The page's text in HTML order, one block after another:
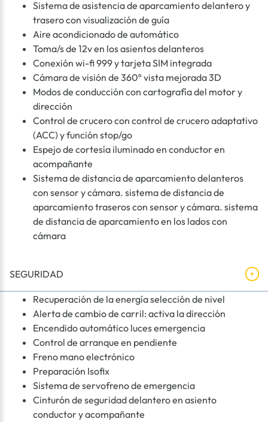
Sistema de asistencia de aparcamiento delantero y
trasero con visualización de guía
Aire acondicionado de automático
Toma/s de 12v en los asientos delanteros
Conexión wi-fi 999 y tarjeta SIM integrada
Cámara de visión de 360º vista mejorada 3D
Modos de conducción con cartografía del motor y
dirección
Control de crucero con control de crucero adaptativo
(ACC) y función stop/go
Espejo de cortesía iluminado en conductor en
acompañante
Sistema de distancia de aparcamiento delanteros
con sensor y cámara. sistema de distancia de
aparcamiento traseros con sensor y cámara. sistema
de distancia de aparcamiento en los lados con
cámara
SEGURIDAD
Recuperación de la energía selección de nivel
Alerta de cambio de carril: activa la dirección
Encendido automático luces emergencia
Control de arranque en pendiente
Freno mano electrónico
Preparación Isofix
Sistema de servofreno de emergencia
Cinturón de seguridad delantero en asiento
conductor y acompañante